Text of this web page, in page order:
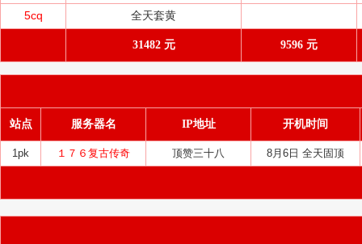
5cq
全天套黄
31482 元 9596 元
站点 服务器名 IP地址 开机时间
1pk １７６复古传奇 顶赞三十八 8月6日 全天固顶